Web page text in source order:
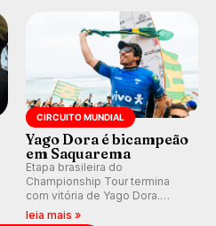
CIRCUITO MUNDIAL
Yago Dora é bicampeão
em Saquarema
Etapa brasileira do
Championship Tour termina
com vitória de Yago Dora.
Sawyer Lindblad vence entre
leia mais »